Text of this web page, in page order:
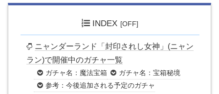
INDEX
ニャンダーランド「封印されし女神」(ニャン
ラン)で開催中のガチャ一覧
ガチャ名：魔法宝箱
ガチャ名：宝箱秘境
参考：今後追加される予定のガチャ